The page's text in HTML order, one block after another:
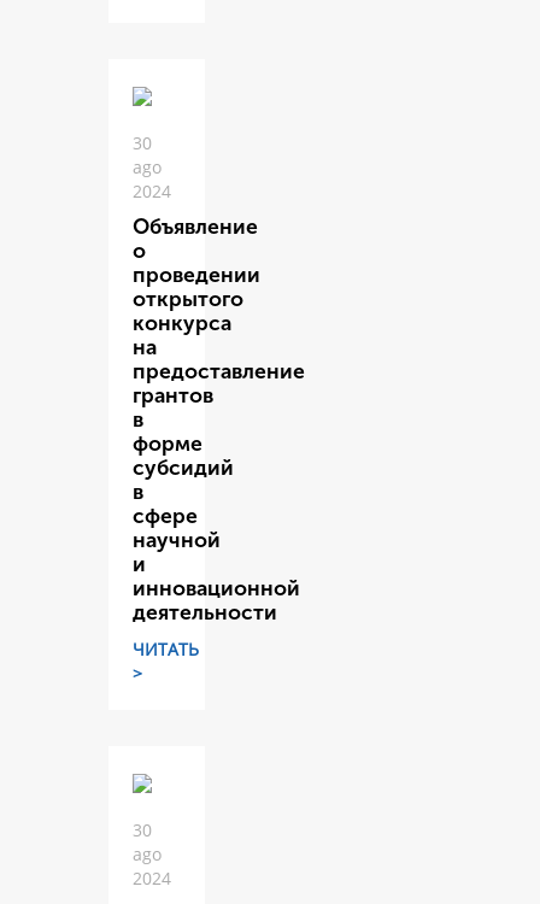
30
ago
2024
Объявление
о
проведении
открытого
конкурса
на
предоставление
грантов
в
форме
субсидий
в
сфере
научной
и
инновационной
деятельности
ЧИТАТЬ
>
30
ago
2024